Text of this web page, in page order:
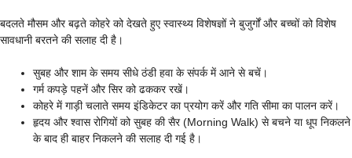
बदलते मौसम और बढ़ते कोहरे को देखते हुए स्वास्थ्य विशेषज्ञों ने बुजुर्गों और बच्चों को विशेष
सावधानी बरतने की सलाह दी है।
सुबह और शाम के समय सीधे ठंडी हवा के संपर्क में आने से बचें।
गर्म कपड़े पहनें और सिर को ढककर रखें।
कोहरे में गाड़ी चलाते समय इंडिकेटर का प्रयोग करें और गति सीमा का पालन करें।
हृदय और श्वास रोगियों को सुबह की सैर (Morning Walk) से बचने या धूप निकलने
के बाद ही बाहर निकलने की सलाह दी गई है।